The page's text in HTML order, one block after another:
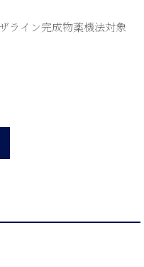
ライン完成物薬機法対象